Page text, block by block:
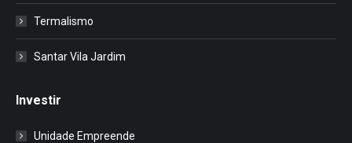
Termalismo
Santar Vila Jardim
Investir
Unidade Empreende